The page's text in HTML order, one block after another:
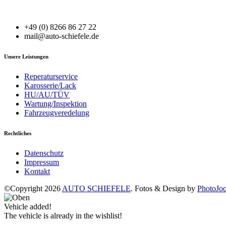
+49 (0) 8266 86 27 22
mail@auto-schiefele.de
Unsere Leistungen
Reperaturservice
Karosserie/Lack
HU/AU/TÜV
Wartung/Inspektion
Fahrzeugveredelung
Rechtliches
Datenschutz
Impressum
Kontakt
©Copyright 2026 AUTO SCHIEFELE. Fotos & Design by
Vehicle added!
The vehicle is already in the wishlist!